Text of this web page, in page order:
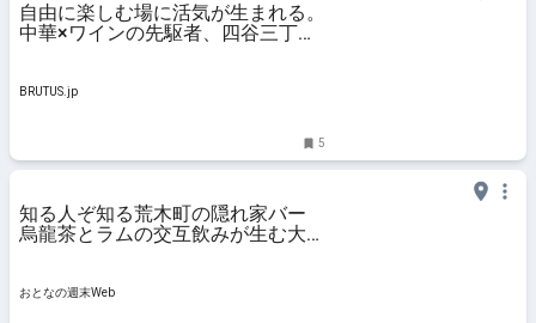
自由に楽しむ場に活気が生まれる。
中華×ワインの先駆者、四谷三丁目
BRUTUS.jp
5
知る人ぞ知る荒木町の隠れ家バー
烏龍茶とラムの交互飲みが生む大人
おとなの週末Web